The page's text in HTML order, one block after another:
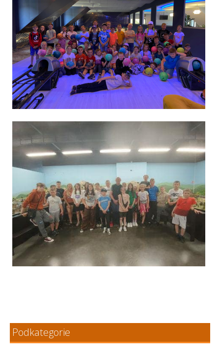
Podkategorie